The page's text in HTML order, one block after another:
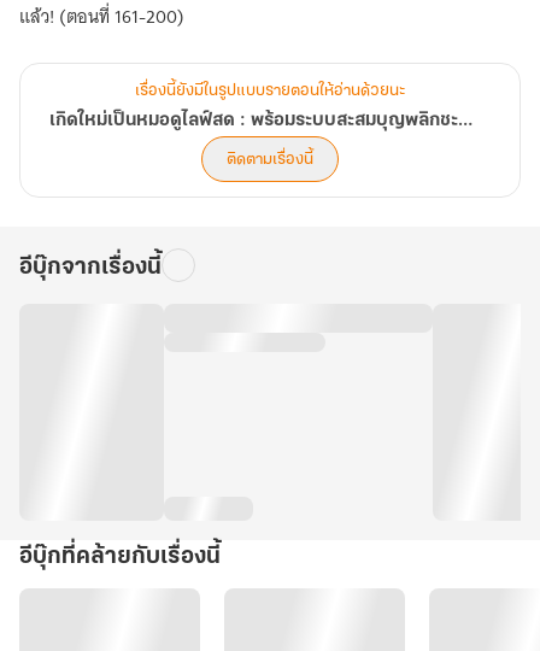
แล้ว! (ตอนที่ 161-200)
เรื่องนี้ยังมีในรูปแบบรายตอนให้อ่านด้วยนะ
เกิดใหม่เป็นหมอดูไลฟ์สด : พร้อมระบบสะสมบุญพลิกชะตา
ติดตามเรื่องนี้
อีบุ๊กจากเรื่องนี้
อีบุ๊กที่คล้ายกับเรื่องนี้